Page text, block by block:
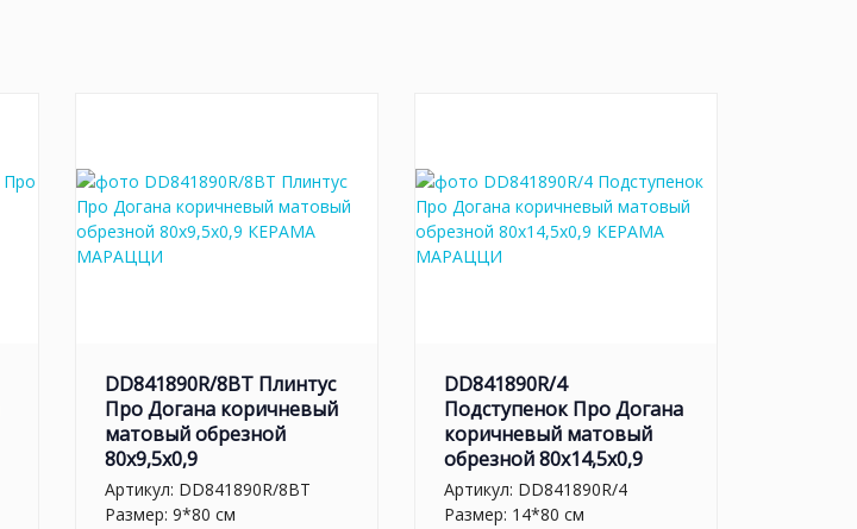
DD841890R/8BT Плинтус
Про Догана коричневый
матовый обрезной
80x9,5x0,9
Артикул: DD841890R/8BT
Размер: 9*80 см
DD841890R/4
Подступенок Про Догана
коричневый матовый
обрезной 80x14,5x0,9
Артикул: DD841890R/4
Размер: 14*80 см